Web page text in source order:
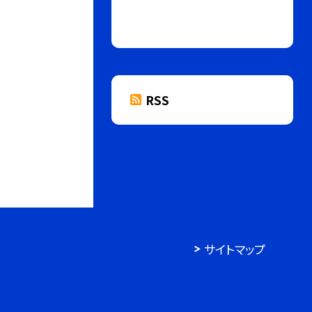
RSS
サイトマップ